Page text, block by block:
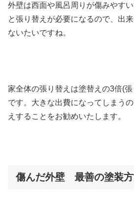
外壁は西面や風呂周りが傷みやす
と張り替えが必要になるので、出
ないたいですね。
家全体の張り替えは塗替えの3倍(
です。大きな出費になってしまう
えすることをお勧めいたします。
傷んだ外壁 最善の塗装方